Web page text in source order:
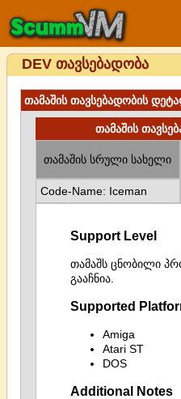
DEV თავსებადობა
თამაშის თავსებადობის
თამაშის
თამაშის სრული სახელი
Code-Name: Iceman
Support Level
თამაშს ცნობილი
გააჩნია.
Supported
Amiga
Atari ST
DOS
Additional Notes